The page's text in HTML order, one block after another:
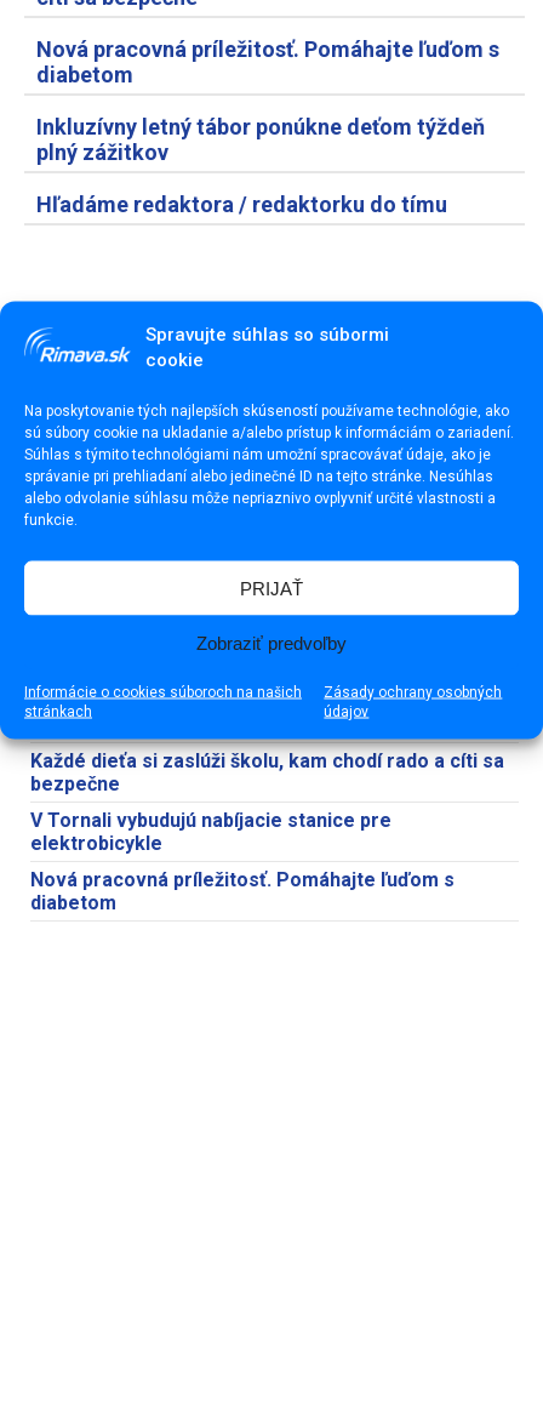
Spravujte súhlas so súbormi
cookie
Na poskytovanie tých najlepších skúseností používame technológie, ako
sú súbory cookie na ukladanie a/alebo prístup k informáciám o zariadení.
Súhlas s týmito technológiami nám umožní spracovávať údaje, ako je
správanie pri prehliadaní alebo jedinečné ID na tejto stránke. Nesúhlas
alebo odvolanie súhlasu môže nepriaznivo ovplyvniť určité vlastnosti a
funkcie.
PRIJAŤ
Zobraziť predvoľby
Informácie o cookies súboroch na našich
stránkach
Zásady ochrany osobných
údajov
Nová pracovná príležitosť. Pomáhajte ľuďom s
diabetom
Inkluzívny letný tábor ponúkne deťom týždeň
plný zážitkov
Hľadáme redaktora / redaktorku do tímu
Prehľad článkov na Rimava.sk (pondelok, 20. júl 2026)
Susedský guláš spojil obyvateľov Družstevnej ulice
Každé dieťa si zaslúži školu, kam chodí rado a cíti sa
bezpečne
V Tornali vybudujú nabíjacie stanice pre
elektrobicykle
Nová pracovná príležitosť. Pomáhajte ľuďom s
diabetom